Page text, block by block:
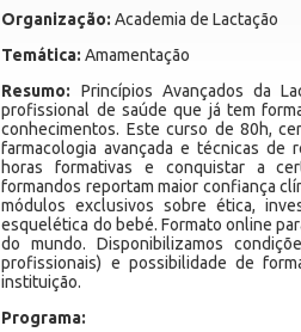
Organização: Academia de Lactação
Temática: Amamentação
Resumo: Princípios Avançados da
profissional de saúde que já tem
conhecimentos. Este curso de 80h,
farmacologia avançada e técnicas de
horas formativas e conquistar a
formandos reportam maior confiança
módulos exclusivos sobre ética,
esquelética do bebé. Formato online
do mundo. Disponibilizamos
profissionais) e possibilidade de
instituição.
Programa: